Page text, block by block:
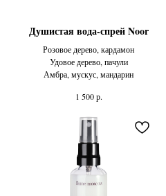
Душистая вода-спрей Noor
Розовое дерево, кардамон
Удовое дерево, пачули
Амбра, мускус, мандарин
1 500 р.